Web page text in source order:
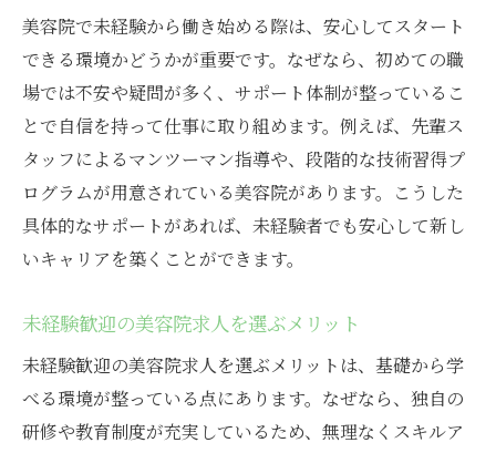
美容院で未経験から働き始める際は、安心してスタート
できる環境かどうかが重要です。なぜなら、初めての職
場では不安や疑問が多く、サポート体制が整っているこ
とで自信を持って仕事に取り組めます。例えば、先輩ス
タッフによるマンツーマン指導や、段階的な技術習得プ
ログラムが用意されている美容院があります。こうした
具体的なサポートがあれば、未経験者でも安心して新し
いキャリアを築くことができます。
未経験歓迎の美容院求人を選ぶメリット
未経験歓迎の美容院求人を選ぶメリットは、基礎から学
べる環境が整っている点にあります。なぜなら、独自の
研修や教育制度が充実しているため、無理なくスキルア